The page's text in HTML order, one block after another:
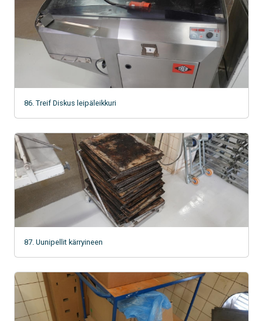
86. Treif Diskus leipäleikkuri
87. Uunipellit kärryineen